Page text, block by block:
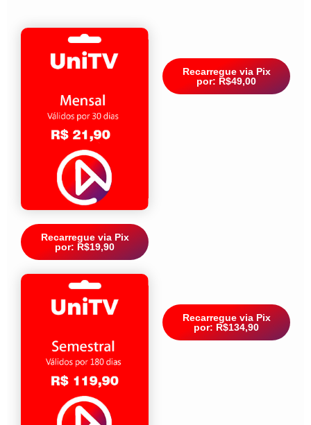
Recarregue via Pix
por: R$19,90
Recarregue via Pix
por: R$49,00
Recarregue via Pix
por: R$134,90